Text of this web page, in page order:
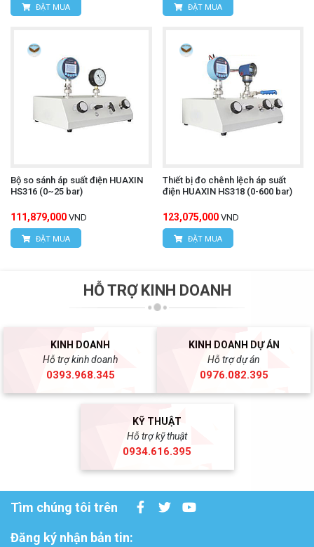
ĐẶT MUA ĐẶT MUA
Bộ so sánh áp suất điện HUAXIN
HS316 (0~25 bar)
111,879,000 VND
ĐẶT MUA
Thiết bị đo chênh lệch áp suất
điện HUAXIN HS318 (0-600 bar)
123,075,000 VND
ĐẶT MUA
HỖ TRỢ KINH DOANH
KINH DOANH
Hỗ trợ kinh doanh
0393.968.345
KINH DOANH DỰ ÁN
Hỗ trợ dự án
0976.082.395
KỸ THUẬT
Hỗ trợ kỹ thuật
0934.616.395
Tìm chúng tôi trên
Đăng ký nhận bản tin: